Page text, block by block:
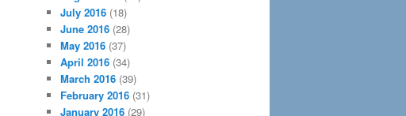
July 2016 (18)
June 2016 (28)
May 2016 (37)
April 2016 (34)
March 2016 (39)
February 2016 (31)
January 2016 (29)